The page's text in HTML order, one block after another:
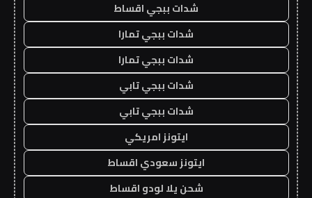
شدات ببجي اقساط
شدات ببجي تمارا
شدات ببجي تمارا
شدات ببجي تابي
شدات ببجي تابي
ايتونز امريكي
ايتونز سعودي اقساط
شحن يلا لودو اقساط